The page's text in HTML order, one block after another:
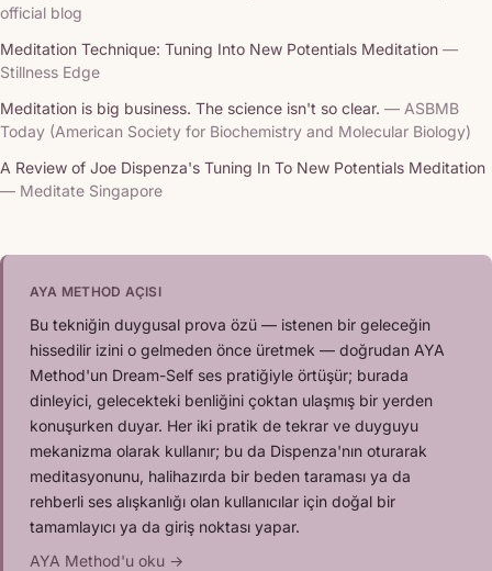
official blog
Meditation Technique: Tuning Into New Potentials Meditation —
Stillness Edge
Meditation is big business. The science isn't so clear. — ASBMB
Today (American Society for Biochemistry and Molecular Biology)
A Review of Joe Dispenza's Tuning In To New Potentials Meditation
— Meditate Singapore
AYA METHOD AÇISI
Bu tekniğin duygusal prova özü — istenen bir geleceğin
hissedilir izini o gelmeden önce üretmek — doğrudan AYA
Method'un Dream-Self ses pratiğiyle örtüşür; burada
dinleyici, gelecekteki benliğini çoktan ulaşmış bir yerden
konuşurken duyar. Her iki pratik de tekrar ve duyguyu
mekanizma olarak kullanır; bu da Dispenza'nın oturarak
meditasyonunu, halihazırda bir beden taraması ya da
rehberli ses alışkanlığı olan kullanıcılar için doğal bir
tamamlayıcı ya da giriş noktası yapar.
AYA Method'u oku →